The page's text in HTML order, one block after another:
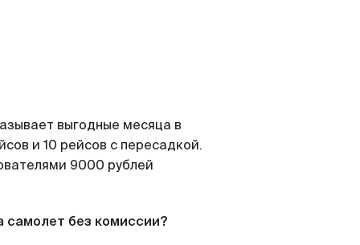
выгодные месяца в
и 10 рейсов с пересадкой.
9000 рублей
самолет без комиссии?